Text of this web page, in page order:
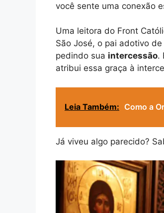
você sente uma conexão
Uma leitora do Front
São José, o pai adotivo
pedindo sua intercessão.
atribui essa graça à
Leia Também: Como a
Já viveu algo parecido?